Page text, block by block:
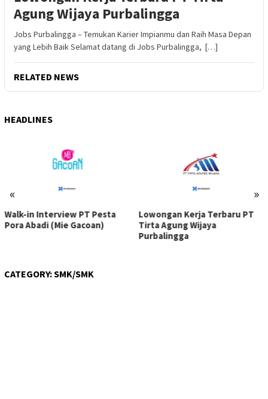
Agung Wijaya Purbalingga
Jobs Purbalingga – Temukan Karier Impianmu dan Raih Masa Depan
yang Lebih Baik Selamat datang di Jobs Purbalingga, […]
RELATED NEWS
HEADLINES
« »
Walk-in Interview PT Pesta
Pora Abadi (Mie Gacoan)
Lowongan Kerja Terbaru PT
Tirta Agung Wijaya
Purbalingga
CATEGORY:SMK/SMK